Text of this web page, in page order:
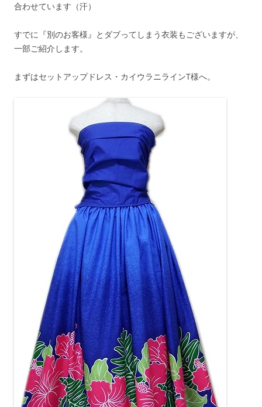
合わせています（汗）
すでに『別のお客様』とダブってしまう衣装もございますが、
一部ご紹介します。
まずはセットアップドレス・カイウラニラインT様へ。